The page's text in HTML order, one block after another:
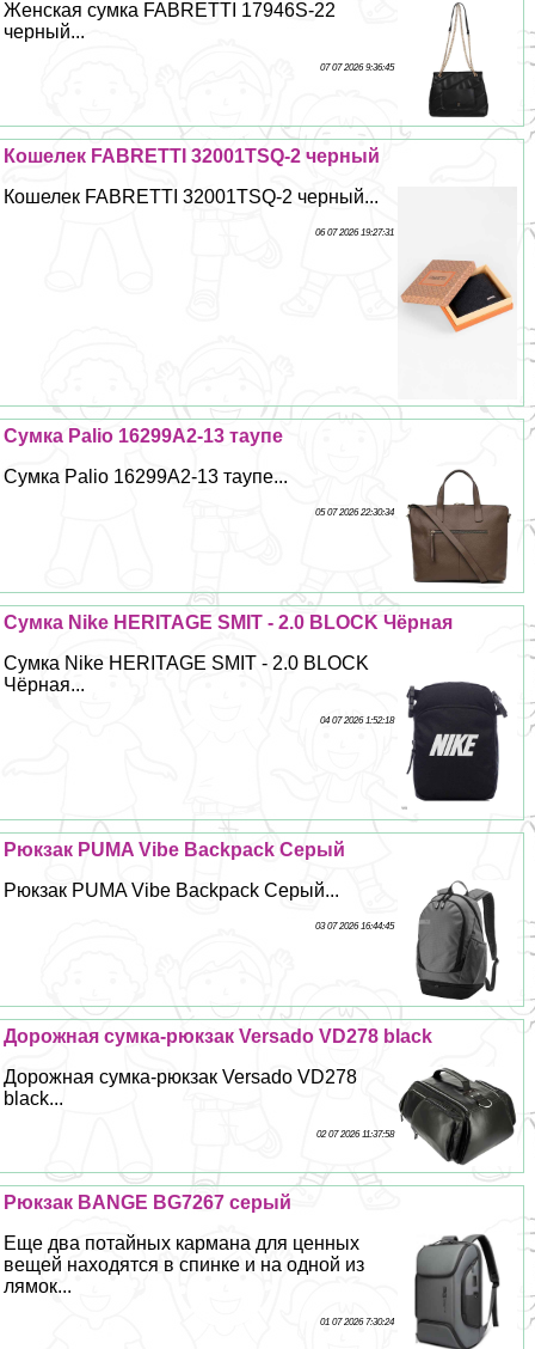
Женская сумка FABRETTI 17946S-22
черный...
07 07 2026 9:36:45
Кошелек FABRETTI 32001TSQ-2 черный
Кошелек FABRETTI 32001TSQ-2 черный...
06 07 2026 19:27:31
Сумка Palio 16299A2-13 таупе
Сумка Palio 16299A2-13 таупе...
05 07 2026 22:30:34
Сумка Nike HERITAGE SMIT - 2.0 BLOCK Чёрная
Сумка Nike HERITAGE SMIT - 2.0 BLOCK
Чёрная...
04 07 2026 1:52:18
Рюкзак PUMA Vibe Backpack Серый
Рюкзак PUMA Vibe Backpack Серый...
03 07 2026 16:44:45
Дорожная сумка-рюкзак Versado VD278 black
Дорожная сумка-рюкзак Versado VD278
black...
02 07 2026 11:37:58
Рюкзак BANGE BG7267 серый
Еще два потайных кармана для ценных
вещей находятся в спинке и на одной из
лямок...
01 07 2026 7:30:24